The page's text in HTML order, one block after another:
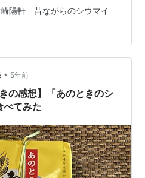
4/24時点) 楽天で購入 今
番、昔ながらのシウマイ。
から言うと食べやすくて、
軽食にピッタリです！ この
ちろんビールとの相性もバ
崎陽軒 昔ながらのシウマイ
• 5年前
の感想】「あのときのシ
てみた